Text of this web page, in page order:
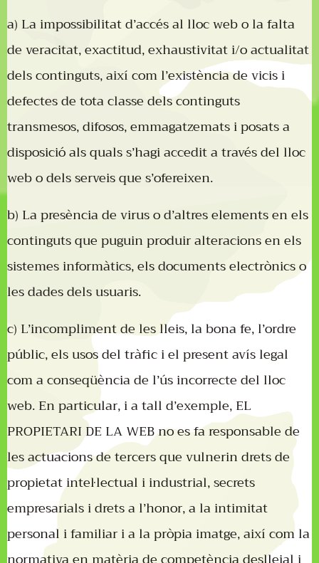
a) La impossibilitat d’accés al lloc web o la falta
de veracitat, exactitud, exhaustivitat i/o actualitat
dels continguts, així com l’existència de vicis i
defectes de tota classe dels continguts
transmesos, difosos, emmagatzemats i posats a
disposició als quals s’hagi accedit a través del lloc
web o dels serveis que s’ofereixen.
b) La presència de virus o d’altres elements en els
continguts que puguin produir alteracions en els
sistemes informàtics, els documents electrònics o
les dades dels usuaris.
c) L’incompliment de les lleis, la bona fe, l’ordre
públic, els usos del tràfic i el present avís legal
com a conseqüència de l’ús incorrecte del lloc
web. En particular, i a tall d’exemple, EL
PROPIETARI DE LA WEB no es fa responsable de
les actuacions de tercers que vulnerin drets de
propietat intel·lectual i industrial, secrets
empresarials i drets a l’honor, a la intimitat
personal i familiar i a la pròpia imatge, així com la